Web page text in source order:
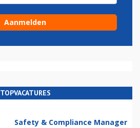
TOPVACATURES
Safety & Compliance Manager